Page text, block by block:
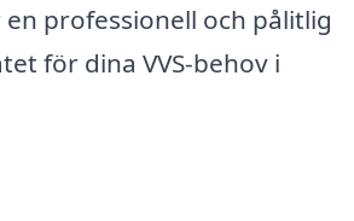
professionell och pålitlig
för dina VVS-behov i